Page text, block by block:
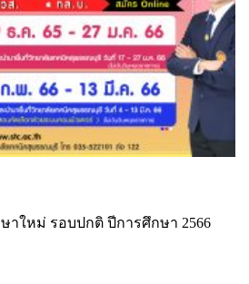
าใหม่ รอบปกติ ปีการศึกษา 2566